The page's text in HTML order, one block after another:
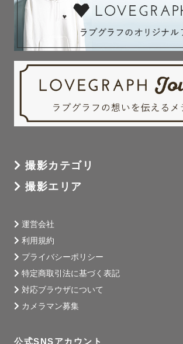
【 💒ウェディング撮影へ込める想い 】
素敵な運命によって結ばれたお二人が
その最初の記念となるお写真は、二人の
改めてお互いの好きなところを再発見でき
と、そんな素敵な一日の想い出をお届け
ご愛嬌と思っていただけると嬉しいです☺️
お二人の共通の趣味や出会ったきっかけの
取り入れて撮影するとよりお二人らしさが
ひ教えていただけると嬉しいです♡
ミニ黒板やシャボン玉もお貸出し可能なの
談ください🫧
撮影カテゴリ
撮影エリア
運営会社
利用規約
プライバシーポリシー
特定商取引法に基づく表記
対応ブラウザについて
カメラマン募集
公式SNSアカウント